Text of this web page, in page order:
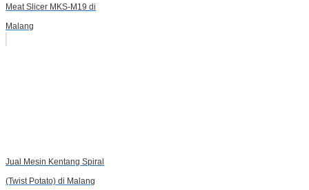
Meat Slicer MKS-M19 di
Malang
Jual Mesin Kentang Spiral
(Twist Potato) di Malang